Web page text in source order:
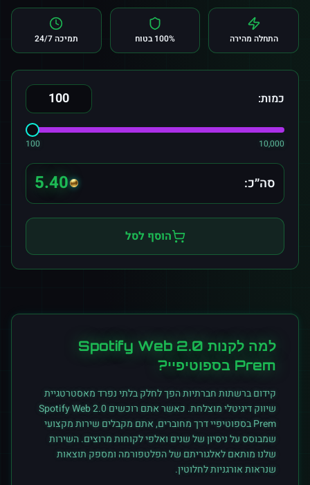
התחלה מהירה 100% בטוח תמיכה 24/7
כמות:
100 10,000
סה״כ: 5.40
הוסף לסל
למה לקנות Spotify Web 2.0
Prem בספוטיפיי?
קידום ברשתות חברתיות הפך לחלק בלתי נפרד מאסטרטגיית
שיווק דיגיטלי מוצלחת. כאשר אתם רוכשים Spotify Web 2.0
Premבספוטיפיידרך מחוברים, אתם מקבלים שירות מקצועי
שמבוסס על ניסיון של שנים ואלפי לקוחות מרוצים. השירות
שלנו מותאם לאלגוריתם של הפלטפורמה ומספק תוצאות
שנראות אורגניות לחלוטין.